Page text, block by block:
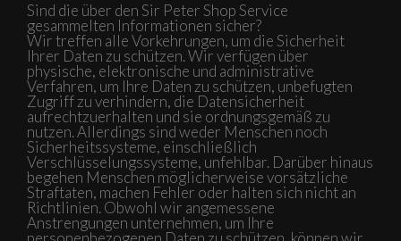
Sind die über den Sir Peter Shop Service
gesammelten Informationen sicher?
Wir treffen alle Vorkehrungen, um die Sicherheit
Ihrer Daten zu schützen. Wir verfügen über
physische, elektronische und administrative
Verfahren, um Ihre Daten zu schützen, unbefugten
Zugriff zu verhindern, die Datensicherheit
aufrechtzuerhalten und sie ordnungsgemäß zu
nutzen. Allerdings sind weder Menschen noch
Sicherheitssysteme, einschließlich
Verschlüsselungssysteme, unfehlbar. Darüber hinaus
begehen Menschen möglicherweise vorsätzliche
Straftaten, machen Fehler oder halten sich nicht an
Richtlinien. Obwohl wir angemessene
Anstrengungen unternehmen, um Ihre